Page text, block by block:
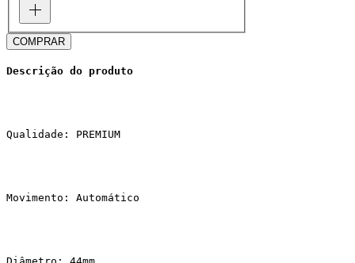
COMPRAR
Descrição do produto
Qualidade: PREMIUM
Movimento: Automático